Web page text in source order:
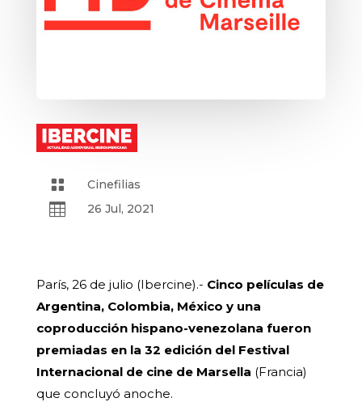
 Cinefilias
 26 Jul, 2021
París, 26 de julio (Ibercine).- Cinco películas de
Argentina, Colombia, México y una
coproducción hispano-venezolana fueron
premiadas en la 32 edición del Festival
Internacional de cine de Marsella (Francia)
que concluyó anoche.